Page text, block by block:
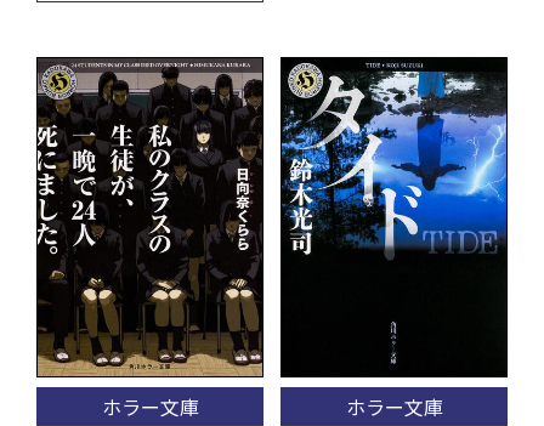
ホラー文庫 ホラー文庫